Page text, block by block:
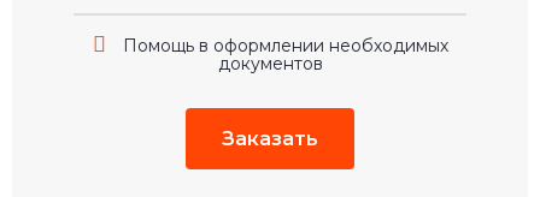
Помощь в оформлении необходимых
документов
Заказать